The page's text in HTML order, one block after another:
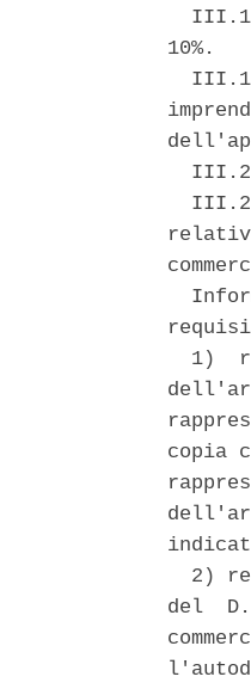
10%.
1)
copia
2)
del